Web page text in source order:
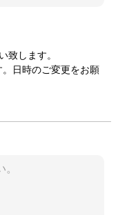
致します。
日時のご変更をお願